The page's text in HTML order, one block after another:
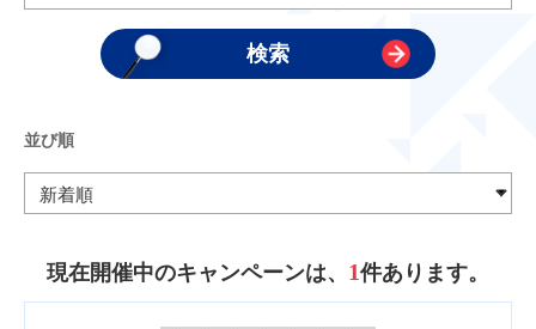
並び順
現在開催中のキャンペーンは、 1件あります。